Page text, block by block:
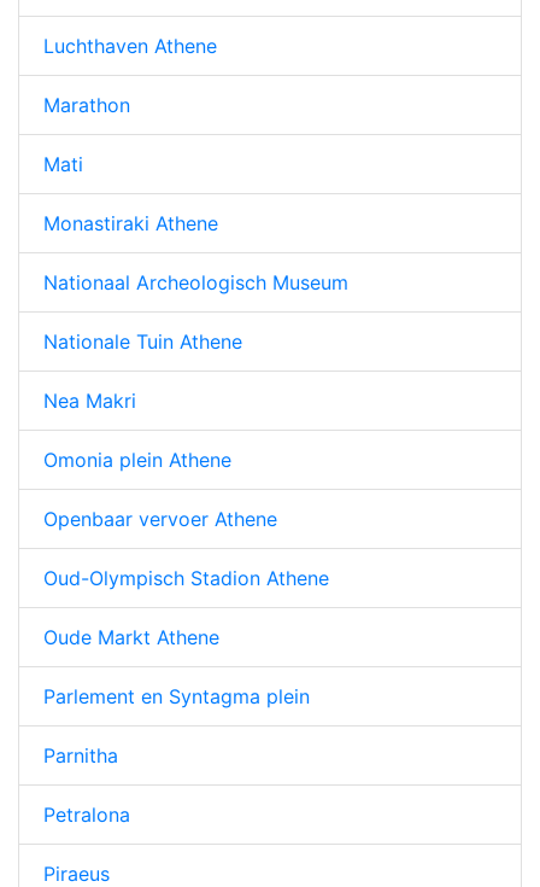
Luchthaven Athene
Marathon
Mati
Monastiraki Athene
Nationaal Archeologisch Museum
Nationale Tuin Athene
Nea Makri
Omonia plein Athene
Openbaar vervoer Athene
Oud-Olympisch Stadion Athene
Oude Markt Athene
Parlement en Syntagma plein
Parnitha
Petralona
Piraeus